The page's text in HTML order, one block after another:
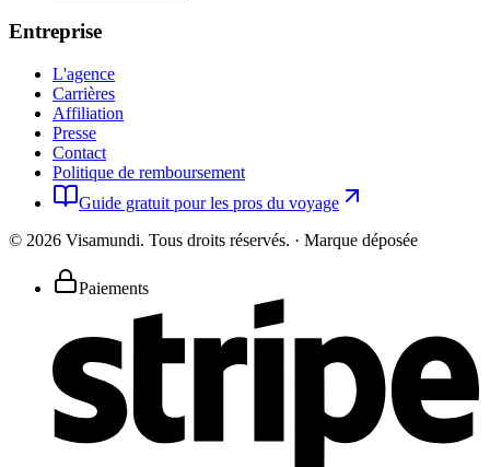
Entreprise
L'agence
Carrières
Affiliation
Presse
Contact
Politique de remboursement
Guide gratuit pour les pros du voyage
© 2026 Visamundi. Tous droits réservés. · Marque déposée
Paiements